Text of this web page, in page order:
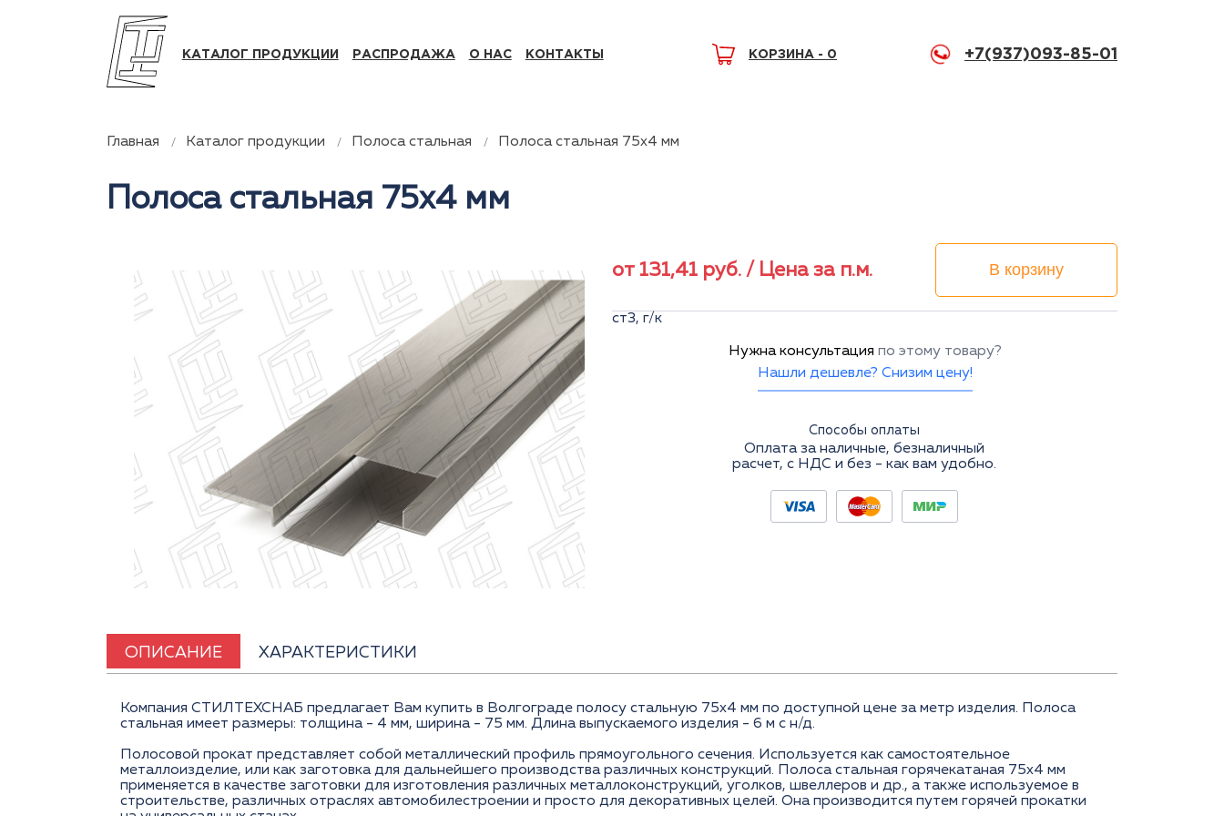
КАТАЛОГ ПРОДУКЦИИ РАСПРОДАЖА О НАС КОНТАКТЫ КОРЗИНА - 0 +7(937)093-85-01
Главная Каталог продукции Полоса стальная Полоса стальная 75x4 мм
Полоса стальная 75x4 мм
от 131,41 руб. / Цена за п.м. В корзину
ст3, г/к
Нужна консультация по этому товару?
Нашли дешевле? Снизим цену!
Способы оплаты
Оплата за наличные, безналичный
расчет, с НДС и без - как вам удобно.
ОПИСАНИЕ ХАРАКТЕРИСТИКИ
Компания СТИЛТЕХСНАБ предлагает Вам купить в Волгограде полосу стальную 75x4 мм по доступной цене за метр изделия. Полоса
стальная имеет размеры: толщина - 4 мм, ширина - 75 мм. Длина выпускаемого изделия - 6 м с н/д.
Полосовой прокат представляет собой металлический профиль прямоугольного сечения. Используется как самостоятельное
металлоизделие, или как заготовка для дальнейшего производства различных конструкций. Полоса стальная горячекатаная 75x4 мм
применяется в качестве заготовки для изготовления различных металлоконструкций, уголков, швеллеров и др., а также используемое в
строительстве, различных отраслях автомобилестроении и просто для декоративных целей. Она производится путем горячей прокатки